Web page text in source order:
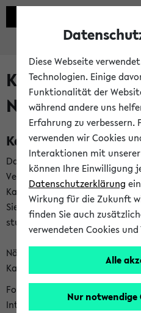
Newsfeeds
Kalenderintegration
Das eKVV bietet Ihnen die
Veranstaltungstermine in eine
Kalenderanwendungen
Sie einen gemeinsamen
studienbezogenen Termine
Näheres zu Vorteilen und
Kalenderintegration können
Folgende Kalender bietet Ihnen
Integration an:
Diese Webseite
Technologien. Einige
Funktionalität der
während andere uns
Erfahrung zu verbessern.
verwenden wir Cookies
Interaktionen mit unserer
können Ihre Einwilligung
Datenschutzerklärung
Wirkung für die Zukunft
finden Sie auch
verwendeten Cookies
Alle
Nur notwendige